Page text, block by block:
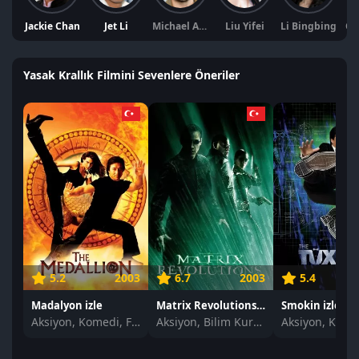
Jackie Chan Jet Li Michael Angarano Liu Yifei Li Bingbing
Yasak Krallık Filmini Sevenlere Öneriler
5.2 2003
Madalyon izle
Aksiyon, Komedi, Fantastik
6.7 2003
Matrix Revolutions izle
Aksiyon, Bilim Kurgu
5.4
Smokin izle